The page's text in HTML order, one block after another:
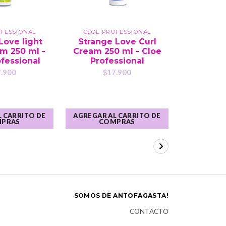
light
250 ml -
CARRITO DE
CLOE PROFESSIONAL
Strange Love Curl
Cream 250 ml - Cloe
Professional
$17.900
AGREGAR AL CARRITO DE
COMPRAS
SOMOS DE ANTOFAGASTA!
CONTACTO